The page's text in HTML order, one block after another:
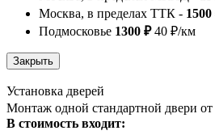
Москва, в пределах ТТК - 1500
Подмосковье 1300 ₽40 ₽/км
Установка дверей
Монтаж одной стандартной двери от
В стоимость входит: